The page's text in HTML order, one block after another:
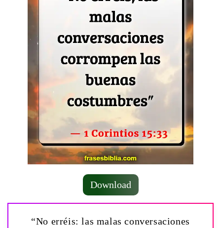
Download
“No erréis: las malas conversaciones